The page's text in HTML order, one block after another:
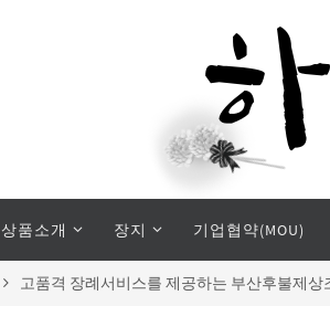
상품소개 장지 기업협약(MOU)
고품격 장례서비스를 제공하는 부산후불제상